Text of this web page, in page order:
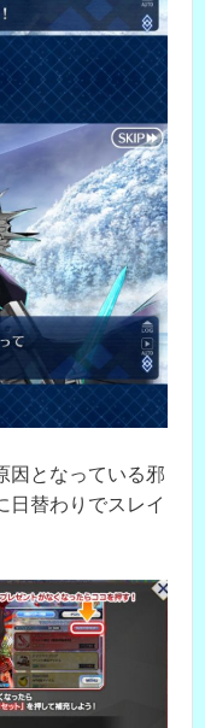
因となっている邪
日替わりでスレイ